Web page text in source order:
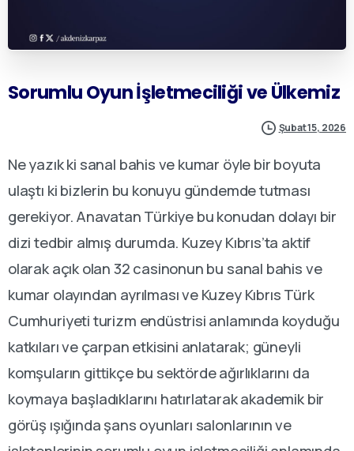
SorumluOyunİşletmeciliğiveÜlkemiz
Şubat 15, 2026
Ne yazık ki sanal bahis ve kumar öyle bir boyuta
ulaştı ki bizlerin bu konuyu gündemde tutması
gerekiyor. Anavatan Türkiye bu konudan dolayı bir
dizi tedbir almış durumda. Kuzey Kıbrıs’ta aktif
olarak açık olan 32 casinonun bu sanal bahis ve
kumar olayından ayrılması ve Kuzey Kıbrıs Türk
Cumhuriyeti turizm endüstrisi anlamında koyduğu
katkıları ve çarpan etkisini anlatarak; güneyli
komşuların gittikçe bu sektörde ağırlıklarını da
koymaya başladıklarını hatırlatarak akademik bir
görüş ışığında şans oyunları salonlarının ve